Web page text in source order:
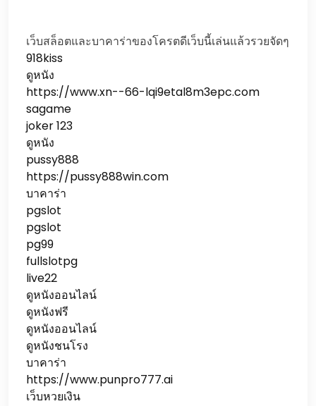
เว็บสล็อตและบาคาร่าของโครตดีเว็บนี้เล่นแล้วรวยจัดๆ
918kiss
ดูหนัง
https://www.xn--66-lqi9etal8m3epc.com
sagame
joker 123
ดูหนัง
pussy888
https://pussy888win.com
บาคาร่า
pgslot
pgslot
pg99
fullslotpg
live22
ดูหนังออนไลน์
ดูหนังฟรี
ดูหนังออนไลน์
ดูหนังชนโรง
บาคาร่า
https://www.punpro777.ai
เว็บหวยเงิน